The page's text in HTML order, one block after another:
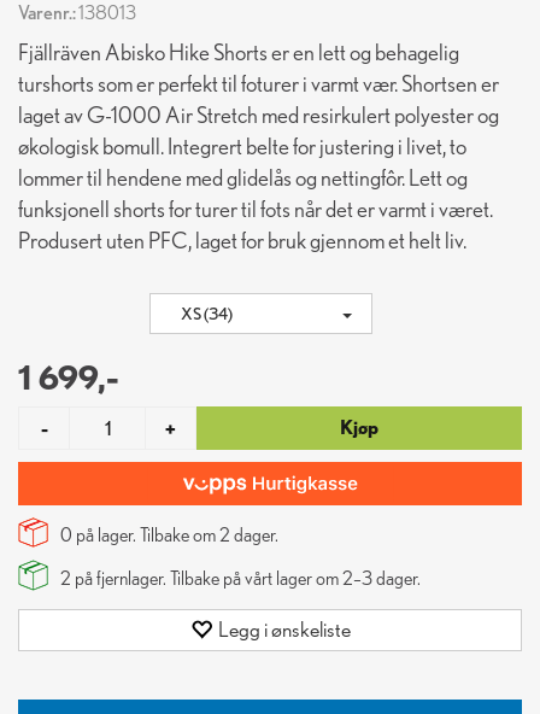
Varenr.:138013
Fjällräven Abisko Hike Shorts er en lett og behagelig
turshorts som er perfekt til foturer i varmt vær. Shortsen er
laget av G-1000 Air Stretch med resirkulert polyester og
økologisk bomull. Integrert belte for justering i livet, to
lommer til hendene med glidelås og nettingfôr. Lett og
funksjonell shorts for turer til fots når det er varmt i været.
Produsert uten PFC, laget for bruk gjennom et helt liv.
XS (34)
1 699,-
- + Kjøp
0 på lager. Tilbake om2 dager.
2 på fjernlager. Tilbake på vårt lager om 2–3 dager.
Legg i ønskeliste